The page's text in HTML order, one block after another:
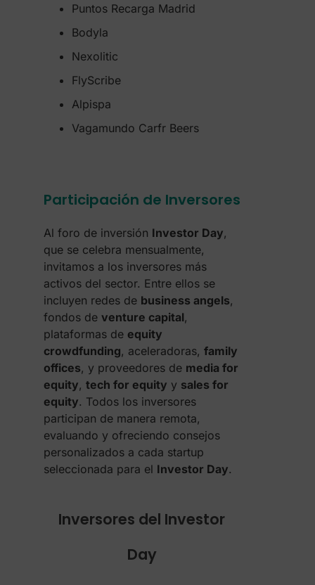
Puntos Recarga Madrid
Bodyla
Nexolitic
FlyScribe
Alpispa
Vagamundo Carfr Beers
Participación de Inversores​
Al foro de inversión Investor Day,
que se celebra mensualmente,
invitamos a los inversores más
activos del sector. Entre ellos se
incluyen redes de business angels,
fondos de venture capital,
plataformas de equity
crowdfunding, aceleradoras, family
offices, y proveedores de media for
equity, tech for equity y sales for
equity. Todos los inversores
participan de manera remota,
evaluando y ofreciendo consejos
personalizados a cada startup
seleccionada para el Investor Day.
Inversores del Investor
Day